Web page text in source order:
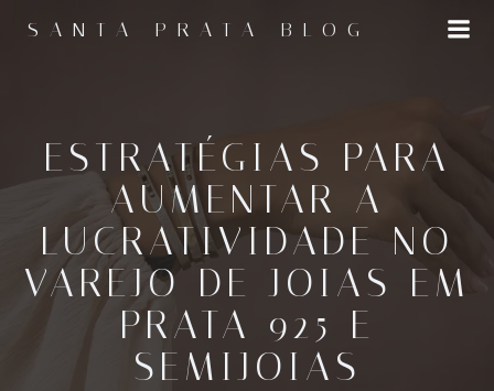
para
SANTA PRATA BLOG
ESTRATÉGIAS PARA
AUMENTAR A
LUCRATIVIDADE NO
VAREJO DE JOIAS EM
PRATA 925 E
SEMIJOIAS